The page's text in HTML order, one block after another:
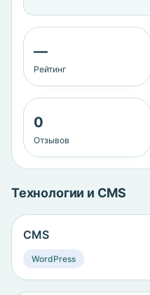
—
Рейтинг
0
Отзывов
Технологии и CMS
CMS
WordPress